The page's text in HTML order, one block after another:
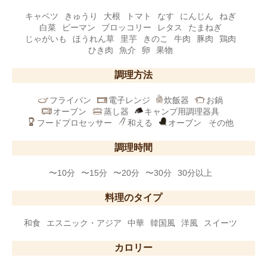
キャベツ きゅうり 大根 トマト なす にんじん
ねぎ
白菜
ピーマン ブロッコリー レタス
たまねぎ
じゃがいも
ほうれん草 里芋 きのこ 牛肉 豚肉
鶏肉
ひき肉
魚介 卵 果物
調理方法
フライパン 電子レンジ 炊飯器
お鍋
オーブン
蒸し器
キャンプ用調理器具
フードプロセッサー
和える オーブン その他
調理時間
〜10分 〜15分 〜20分 〜30分 30分以上
料理のタイプ
和食 エスニック・アジア 中華 韓国風 洋風 スイーツ
カロリー